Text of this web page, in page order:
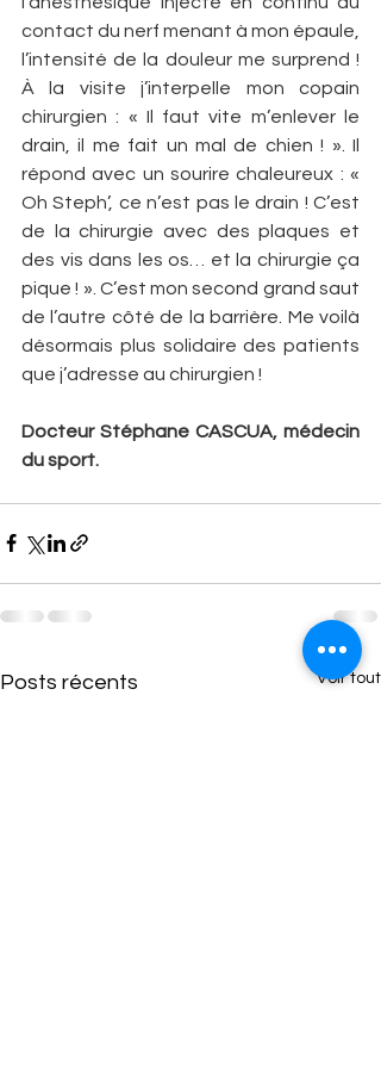
contact du nerf menant à mon épaule,
l’intensité de la douleur me surprend !
À la visite j’interpelle mon copain
chirurgien : « Il faut vite m’enlever le
drain, il me fait un mal de chien ! ». Il
répond avec un sourire chaleureux : «
Oh Steph’, ce n’est pas le drain ! C’est
de la chirurgie avec des plaques et
des vis dans les os… et la chirurgie ça
pique ! ». C’est mon second grand saut
de l’autre côté de la barrière. Me voilà
désormais plus solidaire des patients
que j’adresse au chirurgien !
Docteur Stéphane CASCUA, médecin
du sport.
Posts récents Voir tout